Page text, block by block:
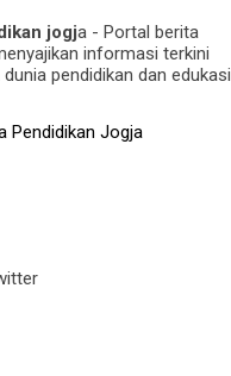
jogja - Portal berita
informasi terkini
pendidikan dan edukasi
Pendidikan Jogja